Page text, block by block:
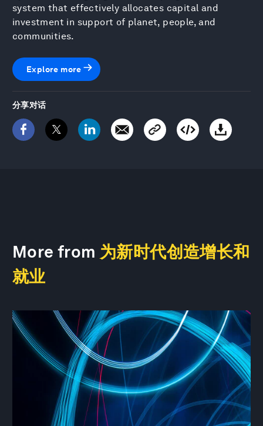
system that effectively allocates capital and
investment in support of planet, people, and
communities.
Explore more
分享对话
More from 为新时代创造增长和
就业